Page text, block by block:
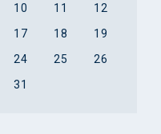
10 11
12
17 18
19
24 25
26
31